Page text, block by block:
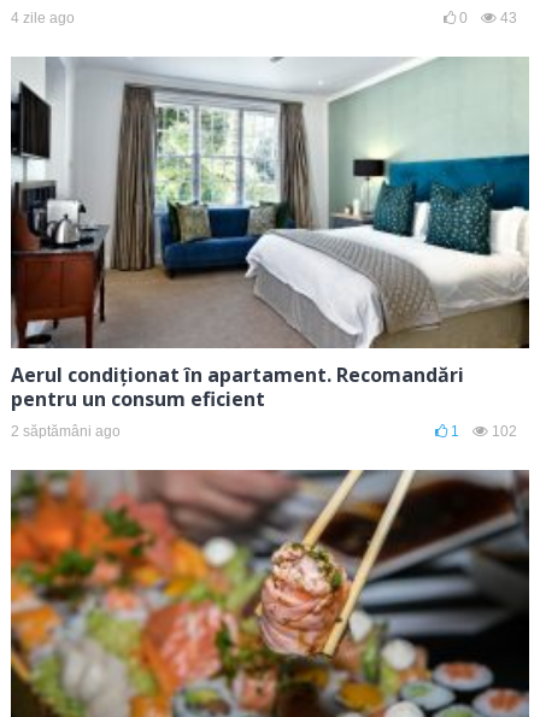
4 zile ago 0 43
Aerul condiționat în apartament. Recomandări
pentru un consum eficient
2 săptămâni ago 1 102